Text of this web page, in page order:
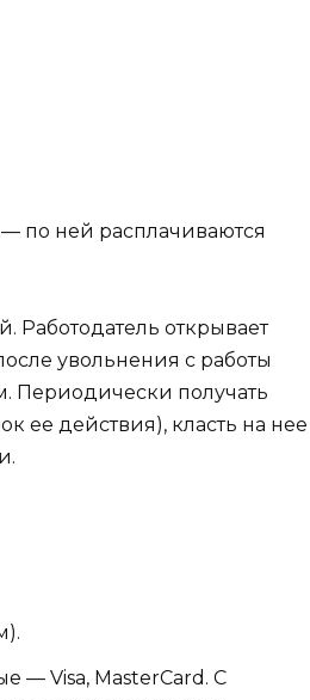
— по ней расплачиваются
Работодатель открывает
увольнения с работы
Периодически получать
ее действия), класть на нее
— Visa, MasterCard. С